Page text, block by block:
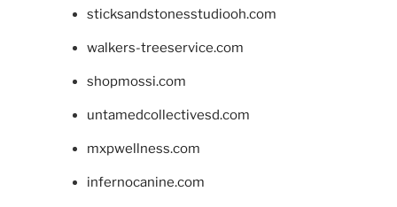
sticksandstonesstudiooh.com
walkers-treeservice.com
shopmossi.com
untamedcollectivesd.com
mxpwellness.com
infernocanine.com